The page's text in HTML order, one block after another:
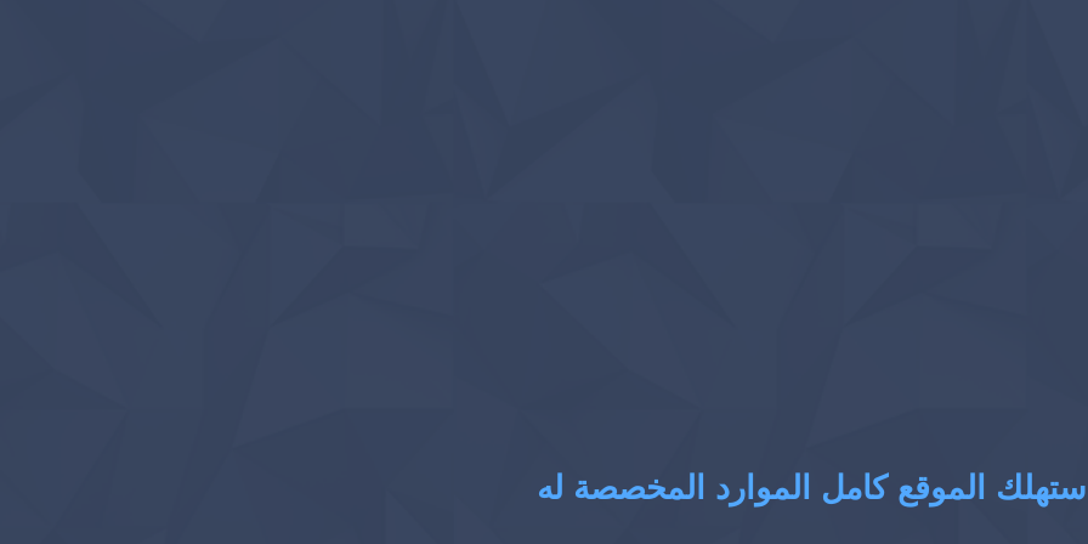
الموقع كامل الموارد المخصصة له